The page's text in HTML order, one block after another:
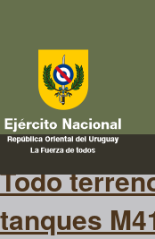
combate
Todo
tanques